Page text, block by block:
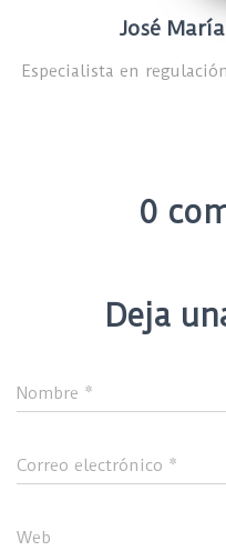
José
Especialista en
0
Deja
Nombre *
Correo electrónico *
Web